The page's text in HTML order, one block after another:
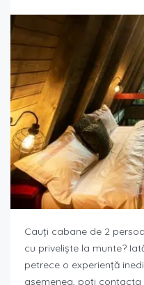
Cauți cabane de 2
cu priveliște la munte?
petrece o experiență
asemenea, poți